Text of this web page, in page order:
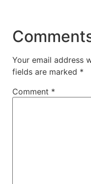
Your email address
fields are marked *
Comment *